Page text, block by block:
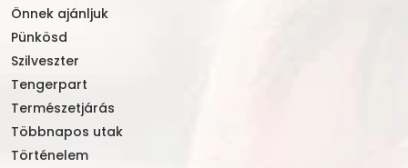
Önnek ajánljuk
Pünkösd
Szilveszter
Tengerpart
Természetjárás
Többnapos utak
Történelem